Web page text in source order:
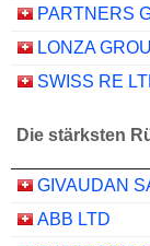
LONZA
SWISS RE
Die stärksten
GIVAUDAN
ABB LTD